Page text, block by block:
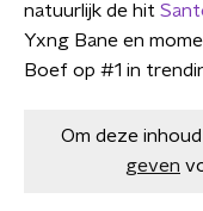
natuurlijk de hit
Yxng Bane en
Boef op #1 in
Om deze
geven